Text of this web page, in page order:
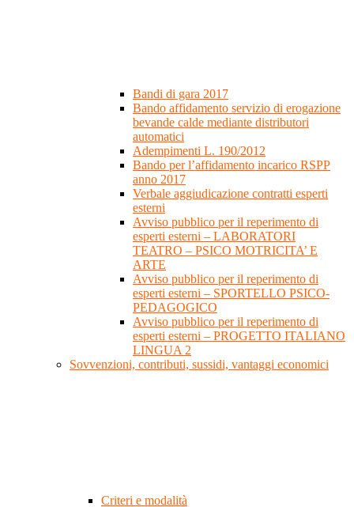
Bandi di gara 2017
Bando affidamento servizio di erogazione
bevande calde mediante distributori
automatici
Adempimenti L. 190/2012
Bando per l’affidamento incarico RSPP
anno 2017
Verbale aggiudicazione contratti esperti
esterni
Avviso pubblico per il reperimento di
esperti esterni – LABORATORI
TEATRO – PSICO MOTRICITA’ E
ARTE
Avviso pubblico per il reperimento di
esperti esterni – SPORTELLO PSICO-
PEDAGOGICO
Avviso pubblico per il reperimento di
esperti esterni – PROGETTO ITALIANO
LINGUA 2
Sovvenzioni, contributi, sussidi, vantaggi economici
Criteri e modalità